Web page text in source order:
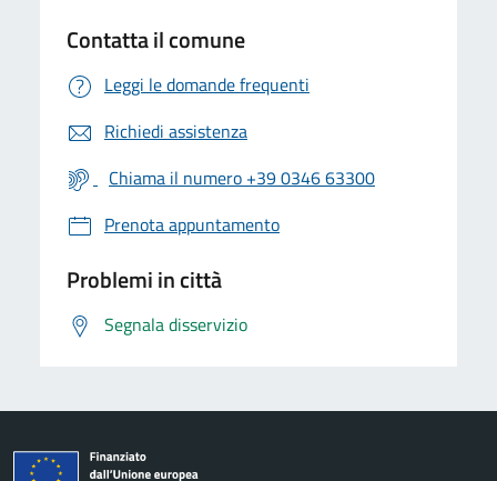
Contatta il comune
Leggi le domande frequenti
Richiedi assistenza
Chiama il numero +39 0346 63300
Prenota appuntamento
Problemi in città
Segnala disservizio